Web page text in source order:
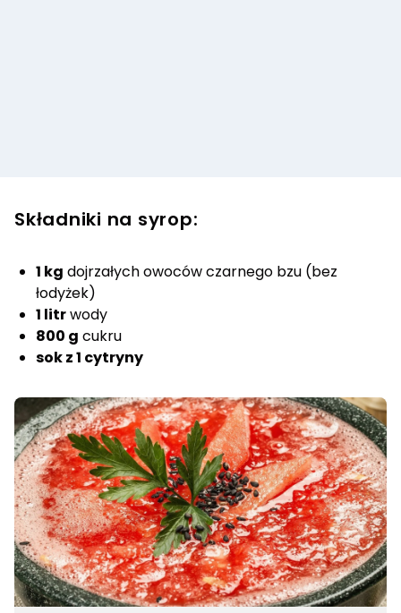
Składniki na syrop:
1 kg dojrzałych owoców czarnego bzu (bez
łodyżek)
1 litrwody
800 g cukru
sok z 1 cytryny